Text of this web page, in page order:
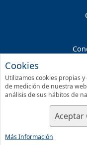
Cookies
Utilizamos cookies propias
de medición de nuestra
análisis de sus hábitos de
Aceptar
Más Información
© 2026 Assessoria Bosch